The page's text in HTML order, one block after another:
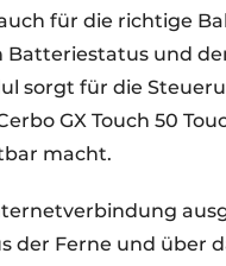
für die richtige
und
sorgt für die
GX Touch 50
macht.
der Ferne und über